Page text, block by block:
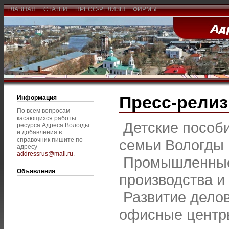
ГЛАВНАЯ СТАТЬИ ПРЕСС-РЕЛИЗЫ ФИРМЫ
Информация
По всем вопросам
касающихся работы
ресурса Адреса Вологды
и добавления в
справочник пишите по
адресу
addressrus@mail.ru.
Объявления
Пресс-
Детские
семьи Вологды
производства
Развитие
офисные